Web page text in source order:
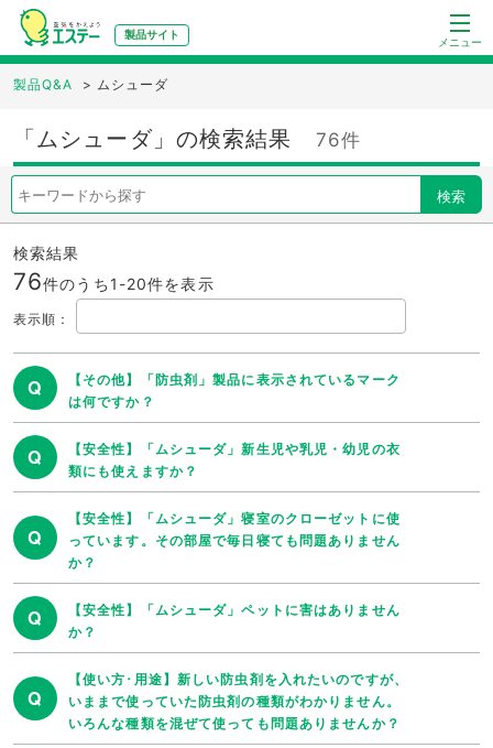
メニュー
製品サイト
製品Q&A > ムシューダ
「ムシューダ」の検索結果 76件
検索
検索結果
76件のうち1-20件を表示
表示順 ：
Q
【その他】「防虫剤」製品に表示されているマーク
は何ですか？
Q
【安全性】「ムシューダ」新生児や乳児・幼児の衣
類にも使えますか？
Q
【安全性】「ムシューダ」寝室のクローゼットに使
っています。その部屋で毎日寝ても問題ありません
か？
Q
【安全性】「ムシューダ」ペットに害はありません
か？
Q
【使い方･用途】新しい防虫剤を入れたいのですが、
いままで使っていた防虫剤の種類がわかりません。
いろんな種類を混ぜて使っても問題ありませんか？